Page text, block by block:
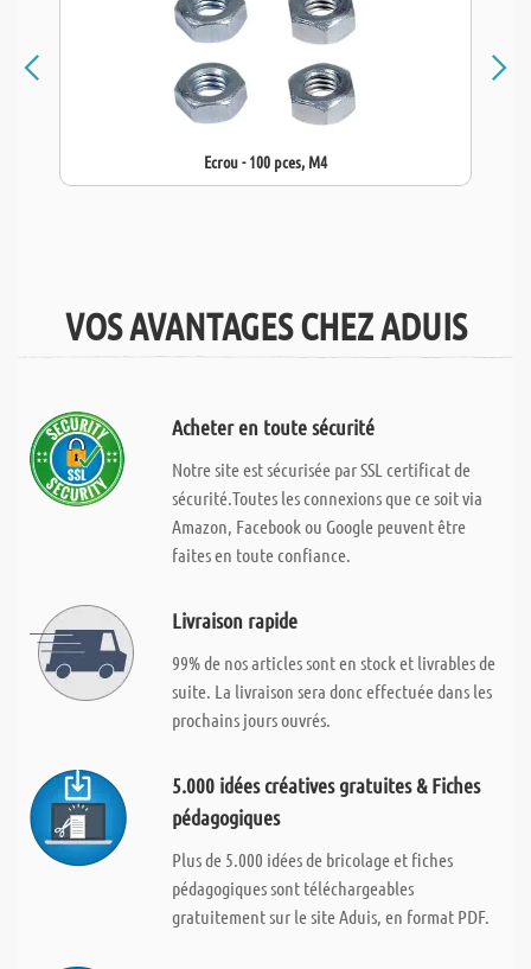
Ecrou - 100 pces, M4
VOS AVANTAGES CHEZ ADUIS
Acheter en toute sécurité
Notre site est sécurisée par SSL certificat de
sécurité.Toutes les connexions que ce soit via
Amazon, Facebook ou Google peuvent être
faites en toute confiance.
Livraison rapide
99% de nos articles sont en stock et livrables de
suite. La livraison sera donc effectuée dans les
prochains jours ouvrés.
5.000 idées créatives gratuites & Fiches
pédagogiques
Plus de 5.000 idées de bricolage et fiches
pédagogiques sont téléchargeables
gratuitement sur le site Aduis, en format PDF.